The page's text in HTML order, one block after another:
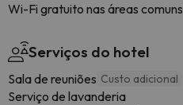
Wi-Fi gratuito nas áreas comuns
Serviços do hotel
Sala de reuniões Custo adicional
Serviço de lavanderia